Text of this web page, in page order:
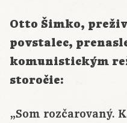
Otto Šimko,
povstalec,
komunistickým
storočie:
„Som rozčarovaný.